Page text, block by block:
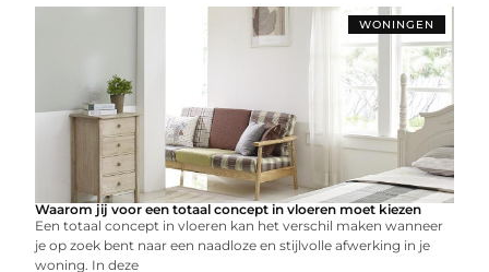
WONINGEN
Waarom jij voor een totaal concept in vloeren moet kiezen
Een totaal concept in vloeren kan het verschil maken wanneer
je op zoek bent naar een naadloze en stijlvolle afwerking in je
woning. In deze